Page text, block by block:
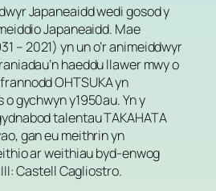
Japaneaidd wedi gosod y
Japaneaidd. Mae
– 2021) yn un o’r animeiddwyr
haeddu llawer mwy o
OHTSUKA yn
gychwyn y1950au. Yn y
talentau TAKAHATA
gan eu meithrin yn
ar weithiau byd-enwog
Castell Cagliostro.